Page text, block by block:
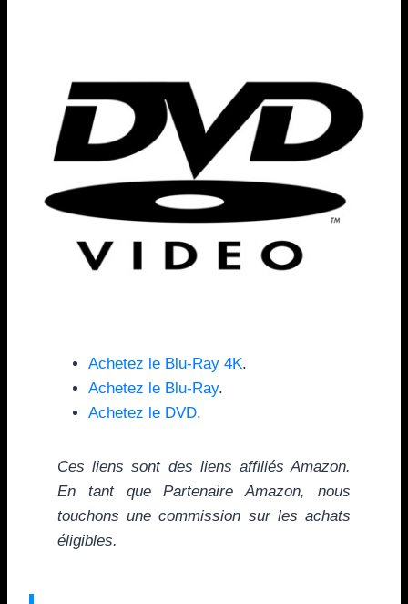
Achetez le Blu-Ray 4K.
Achetez le Blu-Ray.
Achetez le DVD.
Ces liens sont des liens affiliés Amazon.
En tant que Partenaire Amazon, nous
touchons une commission sur les achats
éligibles.